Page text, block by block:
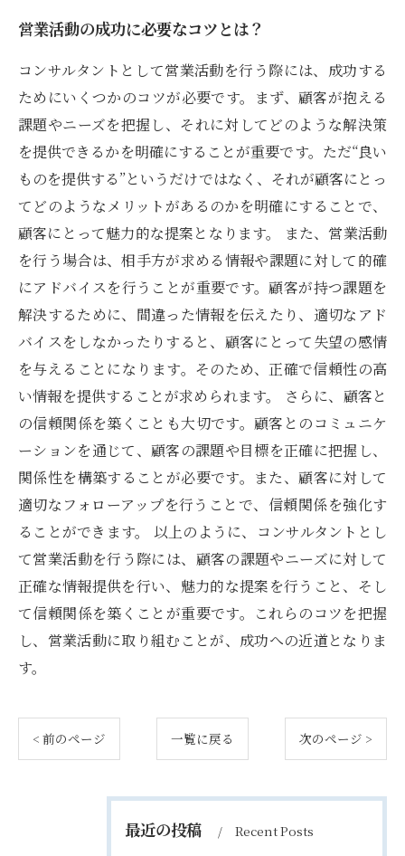
営業活動の成功に必要なコツとは？
コンサルタントとして営業活動を行う際には、成功する
ためにいくつかのコツが必要です。まず、顧客が抱える
課題やニーズを把握し、それに対してどのような解決策
を提供できるかを明確にすることが重要です。ただ“良い
ものを提供する”というだけではなく、それが顧客にとっ
てどのようなメリットがあるのかを明確にすることで、
顧客にとって魅力的な提案となります。 また、営業活動
を行う場合は、相手方が求める情報や課題に対して的確
にアドバイスを行うことが重要です。顧客が持つ課題を
解決するために、間違った情報を伝えたり、適切なアド
バイスをしなかったりすると、顧客にとって失望の感情
を与えることになります。そのため、正確で信頼性の高
い情報を提供することが求められます。 さらに、顧客と
の信頼関係を築くことも大切です。顧客とのコミュニケ
ーションを通じて、顧客の課題や目標を正確に把握し、
関係性を構築することが必要です。また、顧客に対して
適切なフォローアップを行うことで、信頼関係を強化す
ることができます。 以上のように、コンサルタントとし
て営業活動を行う際には、顧客の課題やニーズに対して
正確な情報提供を行い、魅力的な提案を行うこと、そし
て信頼関係を築くことが重要です。これらのコツを把握
し、営業活動に取り組むことが、成功への近道となりま
す。
< 前のページ 一覧に戻る 次のページ >
最近の投稿 Recent Posts